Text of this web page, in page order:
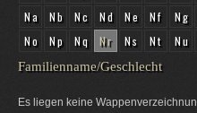
Na
Nb Nc Nd Ne Nf Ng
No
Np Nq Nr Ns Nt Nu
Familienname/Geschlecht
Es liegen keine